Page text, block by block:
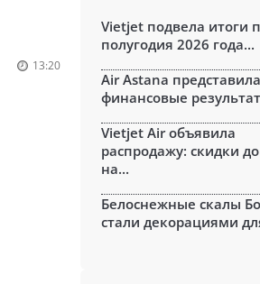
13:20
Vietjet подвела итоги
полугодия 2026 года...
Air Astana представила
финансовые
Vietjet Air объявила
распродажу: скидки
на...
Белоснежные скалы
стали декорациями